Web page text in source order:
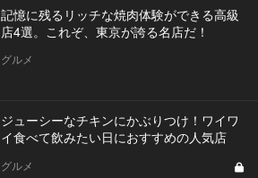
記憶に残るリッチな焼肉体験ができる高級
店4選。これぞ、東京が誇る名店だ！
グルメ
ジューシーなチキンにかぶりつけ！ワイワ
イ食べて飲みたい日におすすめの人気店
グルメ